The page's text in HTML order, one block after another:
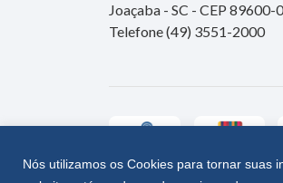
Nós utilizamos os Cookies para tornar suas
Joaçaba - SC - CEP 89600-
Telefone (49) 3551-2000